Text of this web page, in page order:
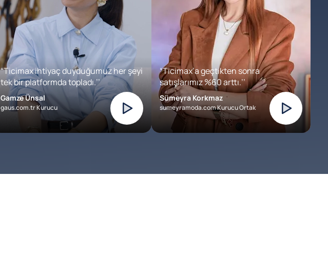
“Ticimax ihtiyaç duyduğumuz her şeyi
tek bir platformda topladı.’’
Gamze Ünsal
gaus.com.tr Kurucu
“Ticimax’a geçtikten sonra
satışlarımız %60 arttı.’’
Sümeyra Korkmaz
sumeyramoda.com Kurucu Ortak